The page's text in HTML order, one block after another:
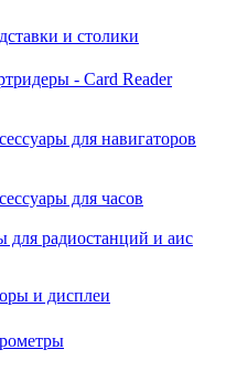
и столики
- Card Reader
для навигаторов
для часов
для радиостанций и аис
и дисплеи